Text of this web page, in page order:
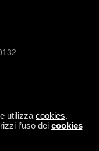
utilizza cookies.
l’uso dei cookies